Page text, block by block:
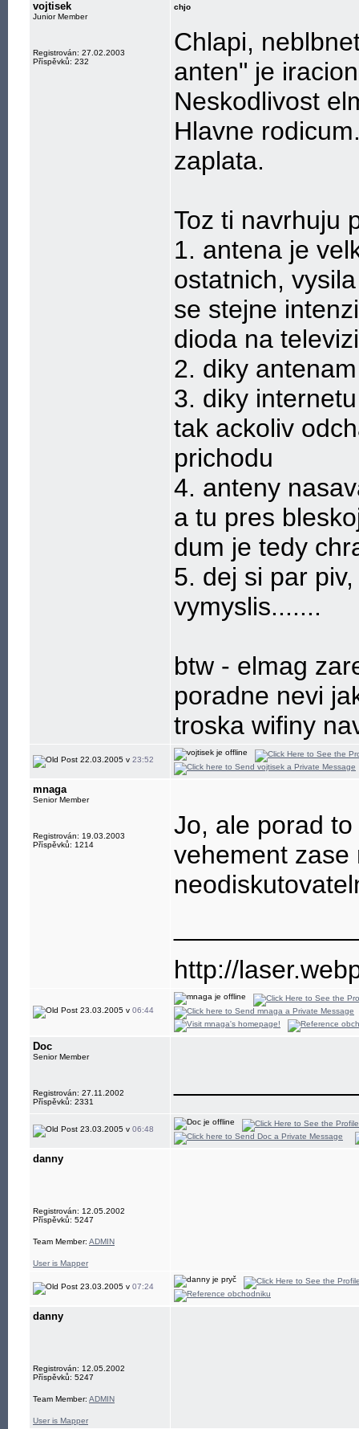
vojtisek
Junior Member
Registrován: 27.02.2003
Příspěvků: 232
chjo
Chlapi,
anten" je
Neskodlivost
Hlavne
zaplata.
Toz ti navrhuju
1. antena je
ostatnich,
se stejne
dioda na
2. diky
3. diky
tak ackoliv
prichodu
4. anteny
a tu pres
dum je tedy
5. dej si par
vymyslis.......
btw - elmag
poradne nevi
troska wifiny
22.03.2005 v 23:52
mnaga
Senior Member
Registrován: 19.03.2003
Příspěvků: 1214
Jo, ale porad
vehement zase
http://
23.03.2005 v 06:44
Doc
Senior Member
Registrován: 27.11.2002
Příspěvků: 2331
23.03.2005 v 06:48
danny
Registrován: 12.05.2002
Příspěvků: 5247
Team Member: ADMIN
User is Mapper
23.03.2005 v 07:24
danny
Registrován: 12.05.2002
Příspěvků: 5247
Team Member: ADMIN
User is Mapper